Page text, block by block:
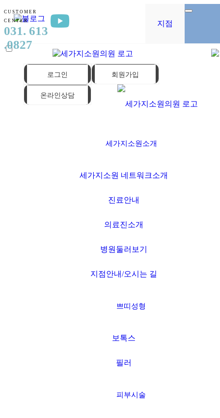
CUSTOMER
CENTER
031. 613
.0827
지점
로그인 회원가입
온라인상담
세가지소원소개
세가지소원 네트워크소개
진료안내
의료진소개
병원둘러보기
지점안내/오시는 길
쁘띠성형
보톡스
필러
피부시술